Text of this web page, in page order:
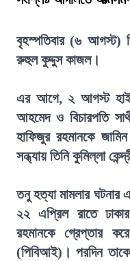
বৃহস্পতিবার (৬ আগস্ট)
রুহুল কুদ্দুস কাজল।
এর আগে, ২ আগস্ট
আহমেদ ও বিচারপতি
হাফিজুর রহমানকে
সন্ধ্যায় তিনি কুমিল্লা
তনু হত্যা মামলার ঘটনার
২২ এপ্রিল রাতে
রহমানকে গ্রেপ্তার
(পিবিআই)। পরদিন